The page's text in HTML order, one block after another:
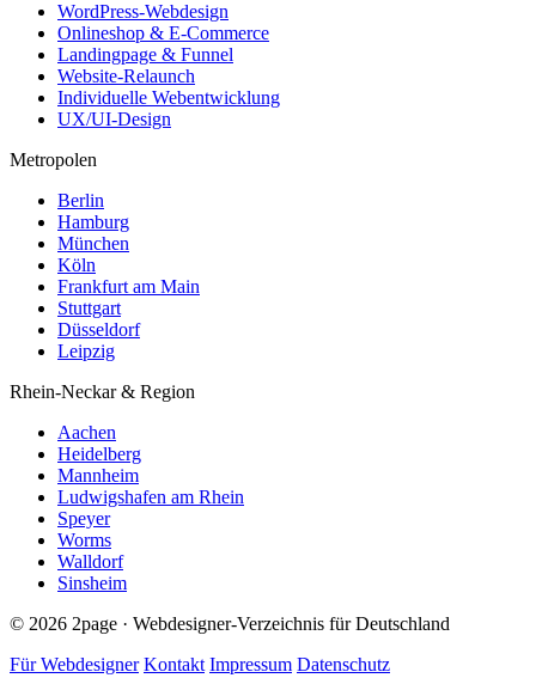
WordPress-Webdesign
Onlineshop & E-Commerce
Landingpage & Funnel
Website-Relaunch
Individuelle Webentwicklung
UX/UI-Design
Metropolen
Berlin
Hamburg
München
Köln
Frankfurt am Main
Stuttgart
Düsseldorf
Leipzig
Rhein-Neckar & Region
Aachen
Heidelberg
Mannheim
Ludwigshafen am Rhein
Speyer
Worms
Walldorf
Sinsheim
© 2026 2page · Webdesigner-Verzeichnis für Deutschland
Für Webdesigner Kontakt Impressum Datenschutz